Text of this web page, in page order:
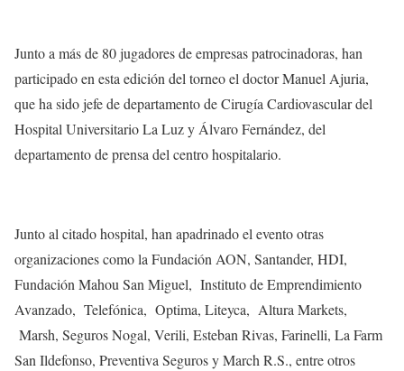
Junto a más de 80 jugadores de empresas patrocinadoras, han
participado en esta edición del torneo el doctor Manuel Ajuria,
que ha sido jefe de departamento de Cirugía Cardiovascular del
Hospital Universitario La Luz y Álvaro Fernández, del
departamento de prensa del centro hospitalario.
Junto al citado hospital, han apadrinado el evento otras
organizaciones como la Fundación AON, Santander, HDI,
Fundación Mahou San Miguel, Instituto de Emprendimiento
Avanzado, Telefónica, Optima, Liteyca, Altura Markets,
Marsh, Seguros Nogal, Verili, Esteban Rivas, Farinelli, La Farm
San Ildefonso, Preventiva Seguros y March R.S., entre otros